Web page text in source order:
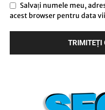
Salvați numele meu,
acest browser pentru data